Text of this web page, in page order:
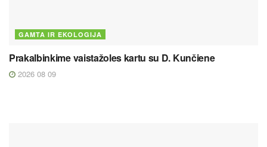
GAMTA IR EKOLOGIJA
Prakalbinkime vaistažoles kartu su D. Kunčiene
2026 08 09